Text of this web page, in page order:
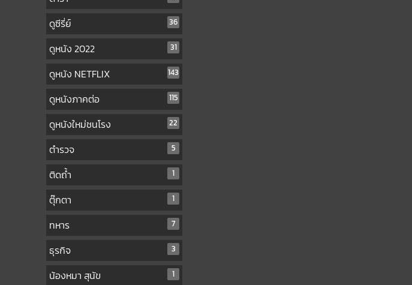
ดูซีรี่ย์ 36
ดูหนัง 2022 31
ดูหนัง NETFLIX 143
ดูหนังภาคต่อ 115
ดูหนังใหม่ชนโรง 22
ตำรวจ 5
ติดถ้ำ 1
ตุ๊กตา 1
ทหาร 7
ธุรกิจ 3
น้องหมา สุนัข 1